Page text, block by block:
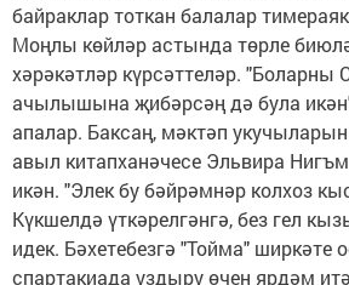
байраклар тоткан балалар
Моңлы көйләр астында төрле
хәрәкәтләр күрсәттеләр. "Боларны
ачылышына җибәрсәң дә була
апалар. Баксаң, мәктәп
авыл китапханәчесе Эльвира
икән. "Элек бу бәйрәмнәр колхоз
Күкшелдә үткәрелгәнгә, без гел
идек. Бәхетебезгә "Тойма" ширкәте
спартакиада уздыру өчен ярдәм